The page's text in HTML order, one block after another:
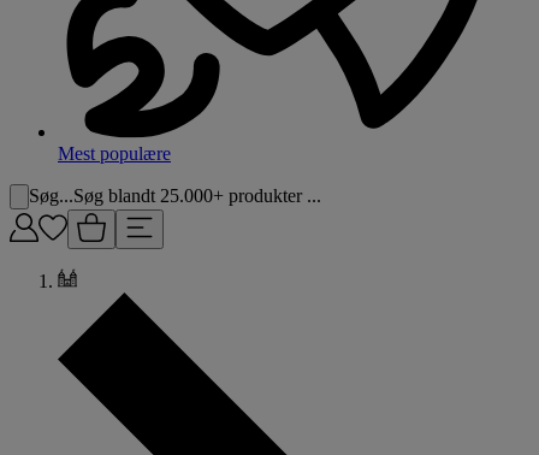
Mest populære
Søg...Søg blandt 25.000+ produkter ...